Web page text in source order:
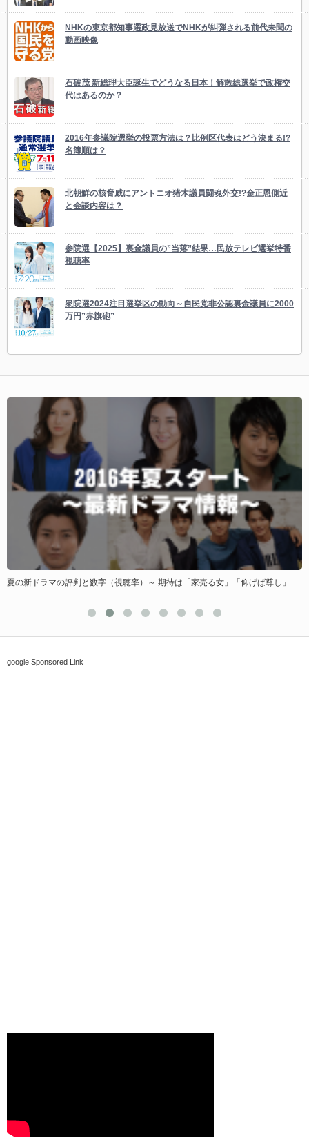
NHKの東京都知事選政見放送でNHKが糾弾される前代未聞の
動画映像
石破茂 新総理大臣誕生でどうなる日本！解散総選挙で政権交
代はあるのか？
2016年参議院選挙の投票方法は？比例区代表はどう決まる!?
名簿順は？
北朝鮮の核脅威にアントニオ猪木議員闘魂外交!?金正恩側近
と会談内容は？
参院選【2025】裏金議員の”当落”結果…民放テレビ選挙特番
視聴率
衆院選2024注目選挙区の動向～自民党非公認裏金議員に2000
万円”赤旗砲”
夏の新ドラマの評判と数字（視聴率）～ 期待は「家売る女」「仰げば尊し」
google Sponsored Link